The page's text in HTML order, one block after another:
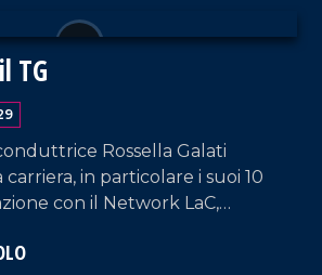
TG
Rossella Galati
in particolare i suoi 10
con il Network LaC,
gli auguri dell'editore Domenico